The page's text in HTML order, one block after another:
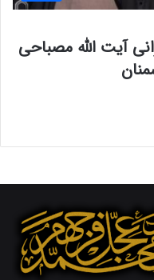
آیت الله مصباحی